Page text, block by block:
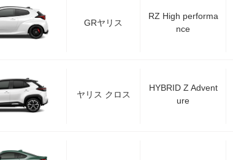
GRヤリス
RZ High performa
nce
ヤリス クロス
HYBRID Z Advent
ure